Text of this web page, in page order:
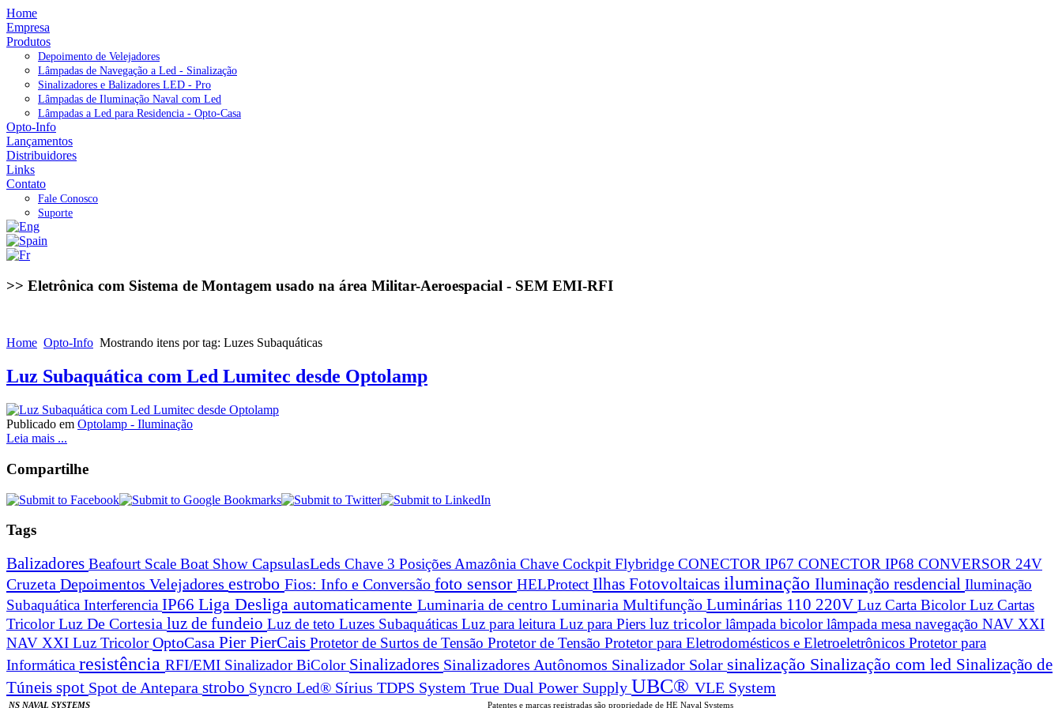
Home
Empresa
Produtos
Depoimento de Velejadores
Lâmpadas de Navegação a Led - Sinalização
Sinalizadores e Balizadores LED - Pro
Lâmpadas de Iluminação Naval com Led
Lâmpadas a Led para Residencia - Opto-Casa
Opto-Info
Lançamentos
Distribuidores
Links
Contato
Fale Conosco
Suporte
>> Eletrônica com Sistema de Montagem usado na área Militar-Aeroespacial - SEM EMI-RFI
Home Opto-Info Mostrando itens por tag: Luzes Subaquáticas
Luz Subaquática com Led Lumitec desde Optolamp
Publicado em Optolamp - Iluminação
Leia mais ...
Compartilhe
Tags
Balizadores Beafourt Scale Boat Show CapsulasLeds Chave 3 Posições Amazônia Chave Cockpit Flybridge CONECTOR IP67 CONECTOR IP68 CONVERSOR 24V
Cruzeta Depoimentos Velejadores estrobo Fios: Info e Conversão foto sensor HELProtect Ilhas Fotovoltaicas iluminação Iluminação resdencial Iluminação
Subaquática Interferencia IP66 Liga Desliga automaticamente Luminaria de centro Luminaria Multifunção Luminárias 110 220V Luz Carta BicolorLuz Cartas
TricolorLuz De Cortesia luz de fundeio Luz de teto Luzes Subaquáticas Luz para leitura Luz para Piers luz tricolor lâmpada bicolorlâmpada mesa navegação NAV XXI
NAV XXI Luz TricolorOptoCasa Pier PierCais Protetor de Surtos de Tensão Protetor de Tensão Protetor para Eletrodomésticos e Eletroeletrônicos Protetor para
Informática resistência RFI/EMI Sinalizador BiColor Sinalizadores Sinalizadores Autônomos Sinalizador Solar sinalização Sinalização com led Sinalização de
Túneis spot Spot de Antepara strobo Syncro Led® Sírius TDPS System True Dual Power Supply UBC® VLE System
NS NAVAL SYSTEMS Patentes e marcas registradas são propriedade de HE Naval Systems